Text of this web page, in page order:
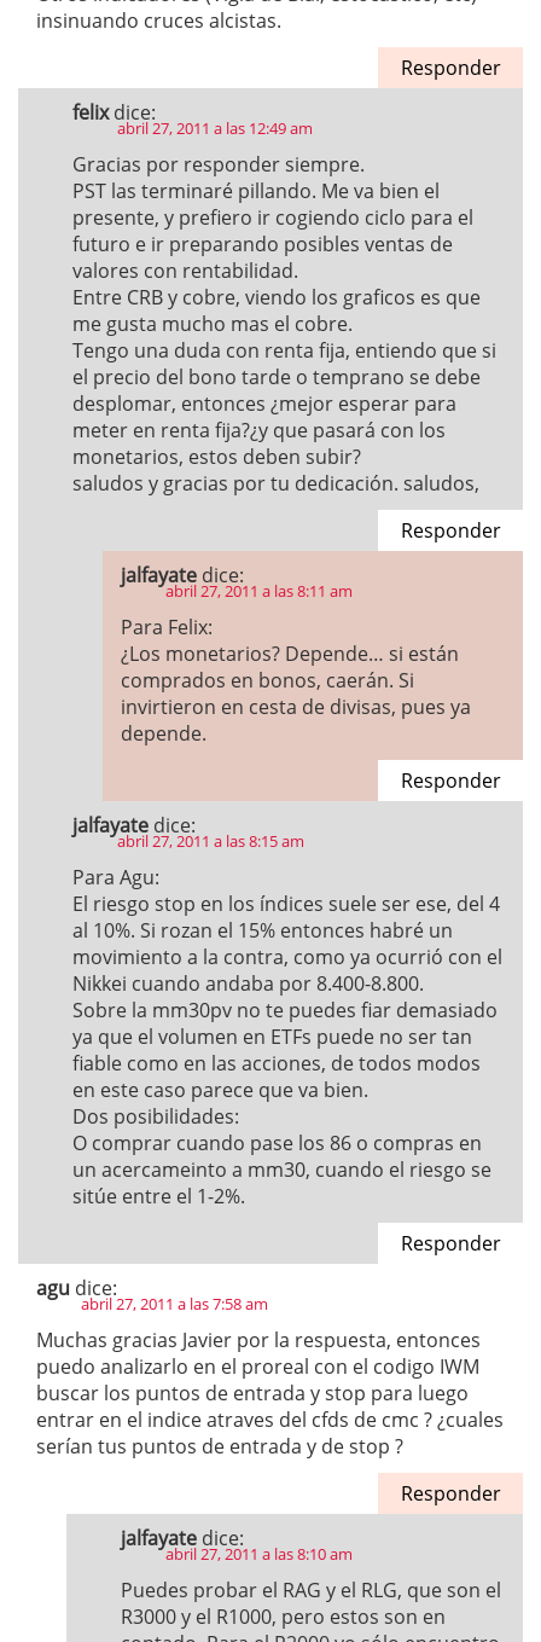
insinuando cruces alcistas.
Responder
felix dice:
abril 27, 2011 a las 12:49 am
Gracias por responder siempre.
PST las terminaré pillando. Me va bien el
presente, y prefiero ir cogiendo ciclo para el
futuro e ir preparando posibles ventas de
valores con rentabilidad.
Entre CRB y cobre, viendo los graficos es que
me gusta mucho mas el cobre.
Tengo una duda con renta fija, entiendo que si
el precio del bono tarde o temprano se debe
desplomar, entonces ¿mejor esperar para
meter en renta fija?¿y que pasará con los
monetarios, estos deben subir?
saludos y gracias por tu dedicación. saludos,
Responder
jalfayate dice:
abril 27, 2011 a las 8:11 am
Para Felix:
¿Los monetarios? Depende… si están
comprados en bonos, caerán. Si
invirtieron en cesta de divisas, pues ya
depende.
Responder
jalfayate dice:
abril 27, 2011 a las 8:15 am
Para Agu:
El riesgo stop en los índices suele ser ese, del 4
al 10%. Si rozan el 15% entonces habré un
movimiento a la contra, como ya ocurrió con el
Nikkei cuando andaba por 8.400-8.800.
Sobre la mm30pv no te puedes fiar demasiado
ya que el volumen en ETFs puede no ser tan
fiable como en las acciones, de todos modos
en este caso parece que va bien.
Dos posibilidades:
O comprar cuando pase los 86 o compras en
un acercameinto a mm30, cuando el riesgo se
sitúe entre el 1-2%.
Responder
agu dice:
abril 27, 2011 a las 7:58 am
Muchas gracias Javier por la respuesta, entonces
puedo analizarlo en el proreal con el codigo IWM
buscar los puntos de entrada y stop para luego
entrar en el indice atraves del cfds de cmc ? ¿cuales
serían tus puntos de entrada y de stop ?
Responder
jalfayate dice:
abril 27, 2011 a las 8:10 am
Puedes probar el RAG y el RLG, que son el
R3000 y el R1000, pero estos son en